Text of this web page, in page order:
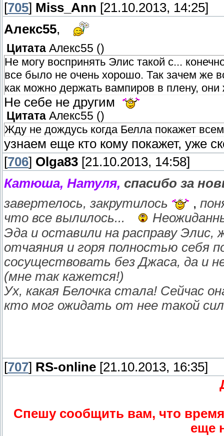
[705] Miss_Ann [21.10.2013, 14:25]
Алекс55,
Цитата Алекс55 ()
Не могу воспринять Элис такой с...
все было не очень хорошо. Так зачем же
как можно держать вампиров в плену,
Не себе не другим
Цитата Алекс55 ()
Жду не дождусь когда Белла покажет
узнаем еще кто кому покажет, уже
[706] Olga83 [21.10.2013, 14:58]
Катюша, Натуля, спасибо за
завертелось, закрутилось
,
что все вылилось...
Эда и оставили на расправу Элис,
отчаяния и горя полностью себя
сосуществовать без Джаса, да и
(мне так кажется!)
Ух, какая Белочка стала! Сейчас
кто мог ожидать от нее такой
[707] RS-online [21.10.2013, 16:35]
Спешу сообщить вам, что
еще